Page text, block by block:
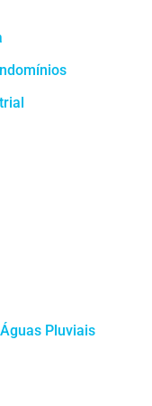
Pluviais